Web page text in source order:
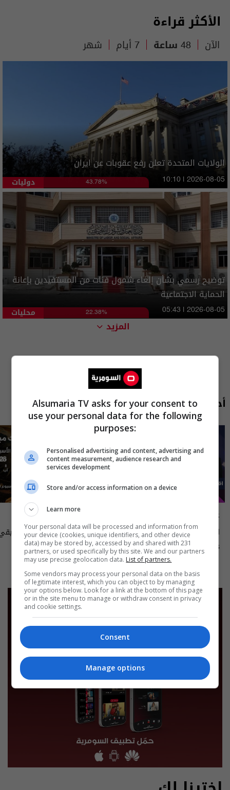
الأكثر قراءة
الآن 48 ساعة 7 أيام شهر
الولايات المتحدة تعلن رفع عقوبات عن ايران
دوليات 43.78% 10:10 | 2026-08-05
توضيح رسمي بشأن إلغاء شمول فئات من المستفيدين بإعانة
الحماية الاجتماعية
محليات 22.38% 05:43 | 2026-08-05
المزيد
أحدث الحلقات
علناً
اقتصاد العراق في عين العاصفة- علناً
م٥ - الحلقة ٨ | الموسم ٥15:30 | 2026-08-06
أسرار الفلك
الى ١٤ آب ٢٠٢٦ | 2026
13:00 | 2026-08-06
Alsumaria TV asks for your consent to
use your personal data for the following
purposes:
Personalised advertising and content, advertising and
content measurement, audience research and
services development
Store and/or access information on a device
Learn more
Your personal data will be processed and information from
your device (cookies, unique identifiers, and other device
data) may be stored by, accessed by and shared with 231
partners, or used specifically by this site. We and our partners
may use precise geolocation data. List of partners.
Some vendors may process your personal data on the basis
of legitimate interest, which you can object to by managing
your options below. Look for a link at the bottom of this page
or in the site menu to manage or withdraw consent in privacy
and cookie settings.
Consent
Manage options